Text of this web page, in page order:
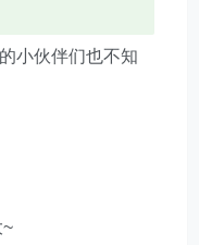
小伙伴们也不知
~